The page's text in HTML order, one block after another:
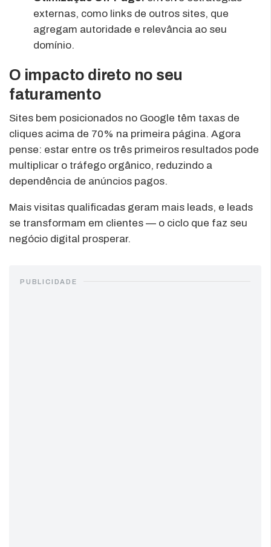
externas, como links de outros sites, que
agregam autoridade e relevância ao seu
domínio.
O impacto direto no seu
faturamento
Sites bem posicionados no Google têm taxas de
cliques acima de 70% na primeira página. Agora
pense: estar entre os três primeiros resultados pode
multiplicar o tráfego orgânico, reduzindo a
dependência de anúncios pagos.
Mais visitas qualificadas geram mais leads, e leads
se transformam em clientes — o ciclo que faz seu
negócio digital prosperar.
PUBLICIDADE